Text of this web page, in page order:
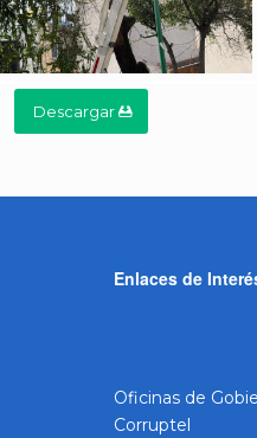
Descargar
Enlaces de
Oficinas de
Corruptel